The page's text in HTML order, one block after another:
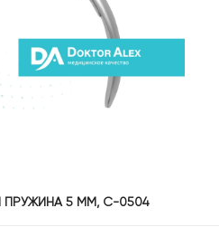
ПРУЖИНА 5 ММ, С-0504